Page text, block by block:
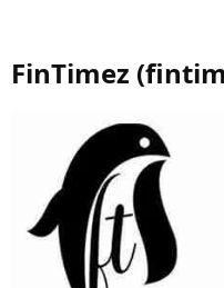
FinTimez (